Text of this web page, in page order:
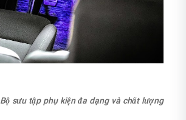
Bộ sưu tập phụ kiện đa dạng và chất lượng